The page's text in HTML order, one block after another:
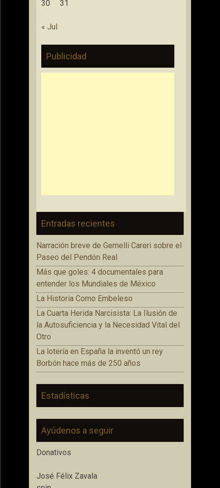
30
31
« Jul
Publicidad
Entradas recientes
Narración breve de Gemelli Careri sobre el
Paseo del Pendón Real
Más que goles: 4 documentales para
entender los Mundiales de México
La Historia Como Embeleso
La Cuarta Herida Narcisista: La Ilusión de
la Autosuficiencia y la Necesidad Vital del
Otro
La lotería en España la inventó un rey
Borbón hace más de 250 años
Estadísticas
Ayúdenos a seguir
Donativos
José Félix Zavala